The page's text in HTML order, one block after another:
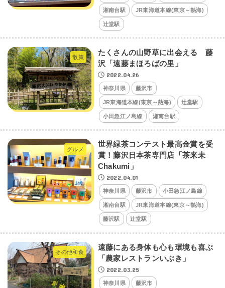
湘南台駅 JR東海道本線(東京～熱海)
辻堂駅
散策
たくさんの山野草に出会える 藤
沢「遠藤まほろばの里」
2022.04.26
神奈川県 藤沢市
JR東海道本線(東京～熱海) 辻堂駅
小田急江ノ島線 湘南台駅
グルメ
世界緑茶コンテスト最高金賞を受
賞！藤沢日本茶専門店「茶来未
Chakumi」
2022.04.01
神奈川県 藤沢市 小田急江ノ島線
湘南台駅 JR東海道本線(東京～熱海)
藤沢駅 辻堂駅
その他和食
遠藤にある身体も心も環境も喜ぶ
「農家レストランいぶき」
2022.03.25
神奈川県 藤沢市